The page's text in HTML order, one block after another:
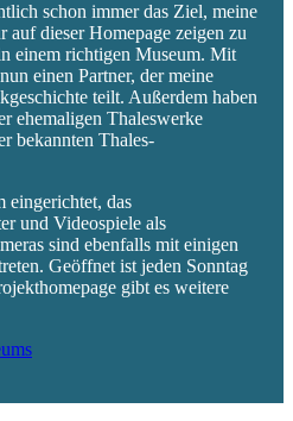
schon immer das Ziel, meine
auf dieser Homepage zeigen zu
einem richtigen Museum. Mit
einen Partner, der meine
teilt. Außerdem haben
ehemaligen Thaleswerke
bekannten Thales-
eingerichtet, das
und Videospiele als
sind ebenfalls mit einigen
Geöffnet ist jeden Sonntag
gibt es weitere